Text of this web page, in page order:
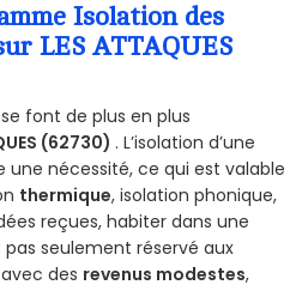
Isolation des
LES ATTAQUES
se font de plus en plus
(62730) . L’isolation d’une
nécessité, ce qui est valable
thermique, isolation phonique,
reçues, habiter dans une
seulement réservé aux
des revenus modestes,